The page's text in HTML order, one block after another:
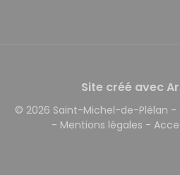
Site créé avec
© 2026 Saint-Michel-de-Plélan -
- Mentions légales -